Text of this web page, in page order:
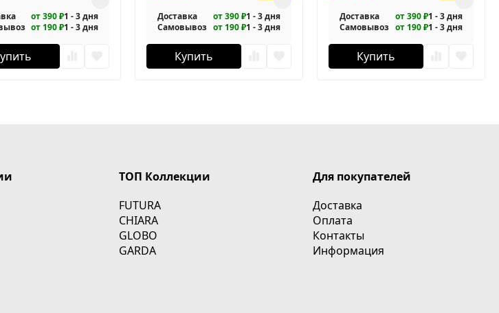
от 390 ₽1 - 3 дня
от 190 ₽1 - 3 дня
Доставка от 390 ₽1 - 3 дня
Самовывоз от 190 ₽1 - 3 дня
Купить
Доставка от 390 ₽1 - 3 дня
Самовывоз от 190 ₽1 - 3 дня
Купить
ТОП Коллекции
FUTURA
CHIARA
GLOBO
GARDA
Для покупателей
Доставка
Оплата
Контакты
Информация